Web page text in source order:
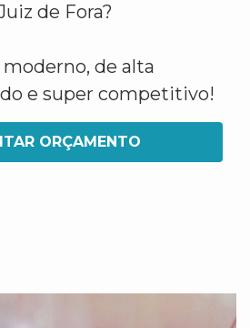
de Fora?
de alta
e super competitivo!
ORÇAMENTO